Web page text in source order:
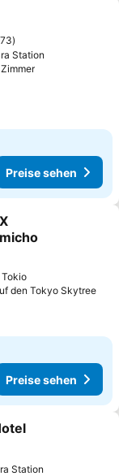
hinzufügen
Station
Preise sehen
hinzufügen
Tokio
den Tokyo Skytree
Preise sehen
hinzufügen
Station